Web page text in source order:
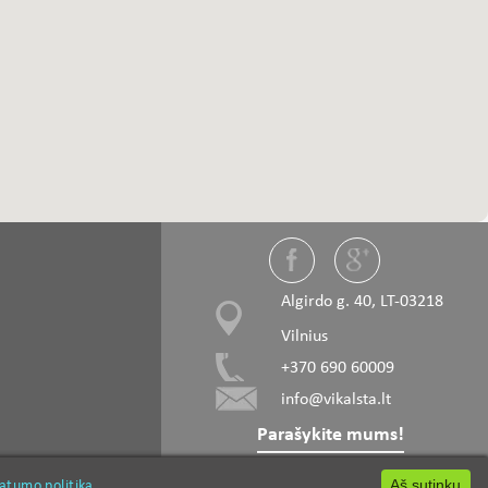
Algirdo g. 40, LT-03218
Vilnius
+370 690 60009
info@vikalsta.lt
Parašykite mums!
Obliavimo peiliai Aš sutinku
Aš sutinku